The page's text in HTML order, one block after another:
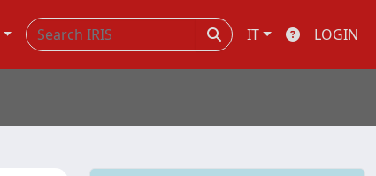
IT LOGIN